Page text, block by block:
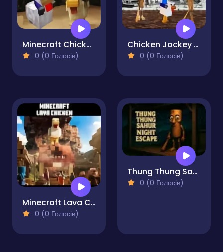
Minecraft Chicken Jockey
0 (0 Голосів)
Chicken Jockey Tung Tung Sahur Fight
0 (0 Голосів)
Minecraft Lava Chicken
0 (0 Голосів)
Thung Thung Sahur Night Escape
0 (0 Голосів)